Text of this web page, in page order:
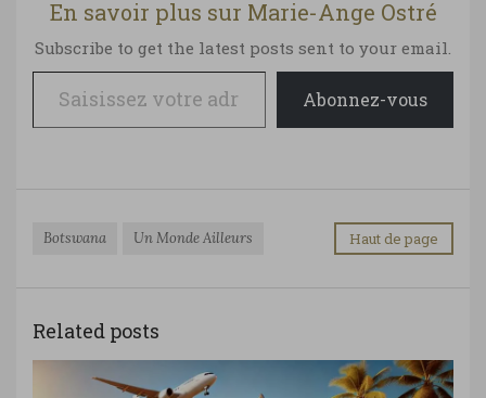
En savoir plus sur Marie-Ange Ostré
Subscribe to get the latest posts sent to your email.
Saisissez votre adresse e-mail…
Abonnez-vous
Botswana Un Monde Ailleurs Haut de page
Related posts